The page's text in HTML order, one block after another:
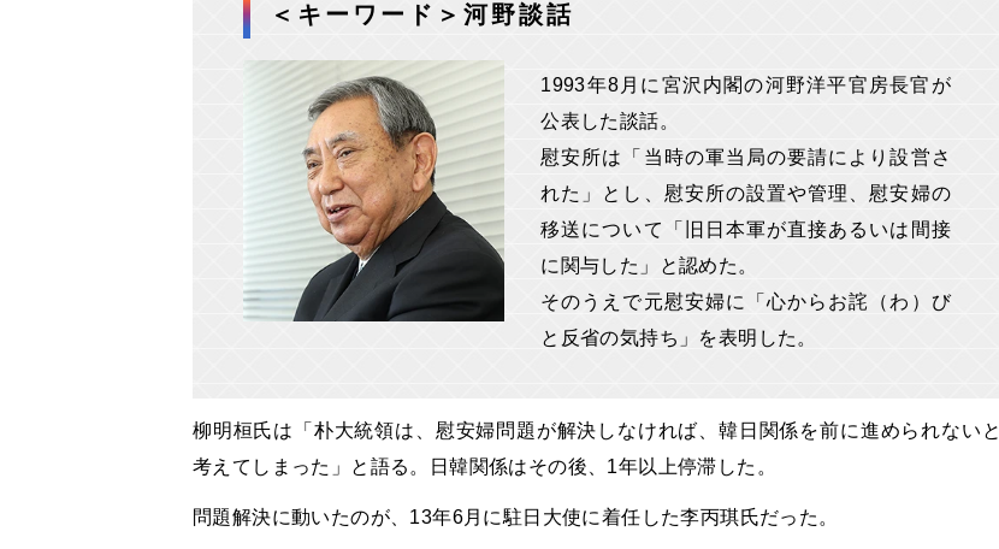
＜キーワード＞河野談話
1993年8月に宮沢内閣の河野洋平官房長官が
公表した談話。
慰安所は「当時の軍当局の要請により設営さ
れた」とし、慰安所の設置や管理、慰安婦の
移送について「旧日本軍が直接あるいは間接
に関与した」と認めた。
そのうえで元慰安婦に「心からお詫（わ）び
と反省の気持ち」を表明した。
柳明桓氏は「朴大統領は、慰安婦問題が解決しなければ、韓日関係を前に進められないと
考えてしまった」と語る。日韓関係はその後、1年以上停滞した。
問題解決に動いたのが、13年6月に駐日大使に着任した李丙琪氏だった。